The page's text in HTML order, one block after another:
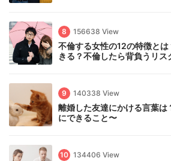
8 156638 View
不倫する女性の12の特徴と
きる？不倫したら背負うリス
9 140338 View
離婚した友達にかける言葉
にできること〜
10 134406 View